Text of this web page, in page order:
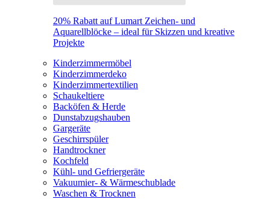
20% Rabatt auf Lumart Zeichen- und
Aquarellblöcke – ideal für Skizzen und kreative
Projekte
Kinderzimmermöbel
Kinderzimmerdeko
Kinderzimmertextilien
Schaukeltiere
Backöfen & Herde
Dunstabzugshauben
Gargeräte
Geschirrspüler
Handtrockner
Kochfeld
Kühl- und Gefriergeräte
Vakuumier- & Wärmeschublade
Waschen & Trocknen